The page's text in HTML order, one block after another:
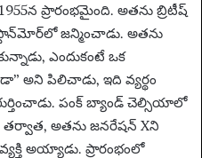
ప్రారంభమైంది. అతను బ్రిటీష్
జన్మించాడు. అతను
ఎందుకంటే ఒక
అని పిలిచాడు, ఇది వ్యర్థం
పంక్ బ్యాండ్ చెల్సియాలో
అతను జనరేషన్ Xని
అయ్యాడు. ప్రారంభంలో